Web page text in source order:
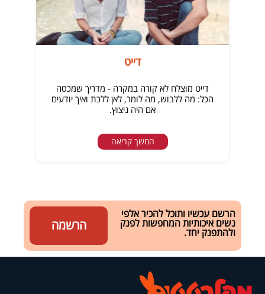
דייט
דייט מוצלח לא קורה במקרה - מדריך שמכסה
הכל: מה ללבוש, מה לומר, לאן ללכת ואיך יודעים
אם היה ניצוץ.
המשך קריאה
הרשמה
הרשם עכשיו ותוכל להכיר אלפי
נשים איכותיות המחפשות לפנק
ולהתפנק יחד.